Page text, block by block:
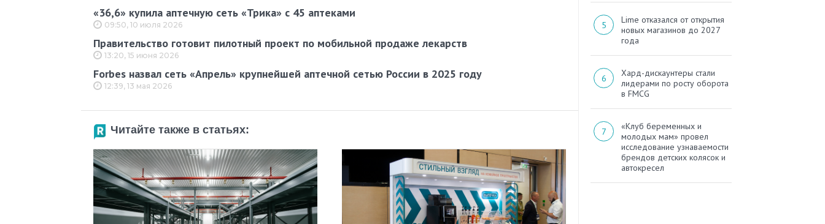
«36,6» купила аптечную сеть «Трика» с 45 аптеками
09:50, 10 июля 2026
Правительство готовит пилотный проект по мобильной продаже лекарств
13:20, 15 июня 2026
Forbes назвал сеть «Апрель» крупнейшей аптечной сетью России в 2025 году
12:39, 13 мая 2026
Читайте также в статьях:
Lime отказался от открытия
новых магазинов до 2027
года
Хард-дискаунтеры стали
лидерами по росту оборота
в FMCG
«Клуб беременных и
молодых мам» провел
исследование узнаваемости
брендов детских колясок и
автокресел